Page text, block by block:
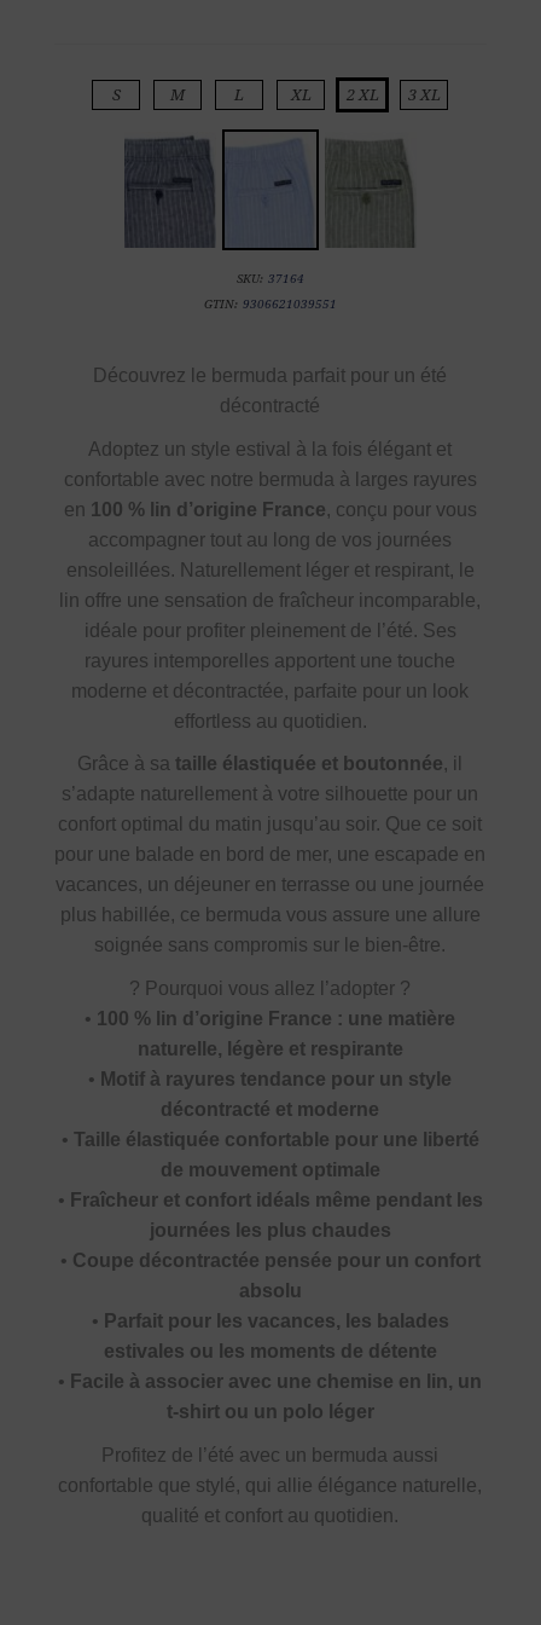
S M L XL 2 XL 3 XL
SKU: 37164
GTIN: 9306621039551
Découvrez le bermuda parfait pour un été
décontracté
Adoptez un style estival à la fois élégant et
confortable avec notre bermuda à larges rayures
en 100 % lin d’origine France, conçu pour vous
accompagner tout au long de vos journées
ensoleillées. Naturellement léger et respirant, le
lin offre une sensation de fraîcheur incomparable,
idéale pour profiter pleinement de l’été. Ses
rayures intemporelles apportent une touche
moderne et décontractée, parfaite pour un look
effortless au quotidien.
Grâce à sataille élastiquée et boutonnée, il
s’adapte naturellement à votre silhouette pour un
confort optimal du matin jusqu’au soir. Que ce soit
pour une balade en bord de mer, une escapade en
vacances, un déjeuner en terrasse ou une journée
plus habillée, ce bermuda vous assure une allure
soignée sans compromis sur le bien-être.
? Pourquoi vous allez l’adopter ?
• 100 % lin d’origine France : une matière
naturelle, légère et respirante
• Motif à rayures tendance pour un style
décontracté et moderne
• Taille élastiquée confortable pour une liberté
de mouvement optimale
• Fraîcheur et confort idéals même pendant les
journées les plus chaudes
• Coupe décontractée pensée pour un confort
absolu
• Parfait pour les vacances, les balades
estivales ou les moments de détente
• Facile à associer avec une chemise en lin, un
t-shirt ou un polo léger
Profitez de l’été avec un bermuda aussi
confortable que stylé, qui allie élégance naturelle,
qualité et confort au quotidien.